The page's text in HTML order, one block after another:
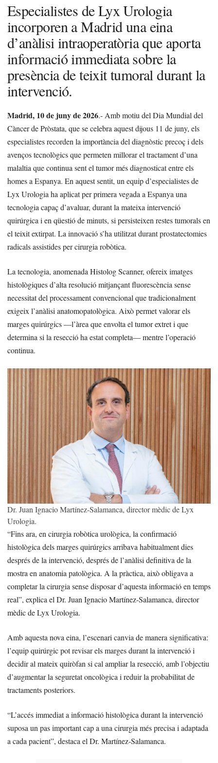
Especialistes de Lyx Urologia
incorporen a Madrid una eina
d’anàlisi intraoperatòria que aporta
informació immediata sobre la
presència de teixit tumoral durant la
intervenció.
Madrid, 10 de juny de 2026.- Amb motiu del Dia Mundial del
Càncer de Pròstata, que se celebra aquest dijous 11 de juny, els
especialistes recorden la importància del diagnòstic precoç i dels
avenços tecnològics que permeten millorar el tractament d’una
malaltia que continua sent el tumor més diagnosticat entre els
homes a Espanya. En aquest sentit, un equip d’especialistes de
Lyx Urologia ha aplicat per primera vegada a Espanya una
tecnologia capaç d’avaluar, durant la mateixa intervenció
quirúrgica i en qüestió de minuts, si persisteixen restes tumorals en
el teixit extirpat. La innovació s’ha utilitzat durant prostatectomies
radicals assistides per cirurgia robòtica.
La tecnologia, anomenada Histolog Scanner, ofereix imatges
histològiques d’alta resolució mitjançant fluorescència sense
necessitat del processament convencional que tradicionalment
exigeix l’anàlisi anatomopatològica. Això permet valorar els
marges quirúrgics —l’àrea que envolta el tumor extret i que
determina si la resecció ha estat completa— mentre l’operació
continua.
Dr. Juan Ignacio Martínez-Salamanca, director mèdic de Lyx
Urologia.
“Fins ara, en cirurgia robòtica urològica, la confirmació
histològica dels marges quirúrgics arribava habitualment dies
després de la intervenció, després de l’anàlisi definitiva de la
mostra en anatomia patològica. A la pràctica, això obligava a
completar la cirurgia sense disposar d’aquesta informació en temps
real”, explica el Dr. Juan Ignacio Martínez-Salamanca, director
mèdic de Lyx Urologia.
Amb aquesta nova eina, l’escenari canvia de manera significativa:
l’equip quirúrgic pot revisar els marges durant la intervenció i
decidir al mateix quiròfan si cal ampliar la resecció, amb l’objectiu
d’augmentar la seguretat oncològica i reduir la probabilitat de
tractaments posteriors.
“L’accés immediat a informació histològica durant la intervenció
suposa un pas important cap a una cirurgia més precisa i adaptada
a cada pacient”, destaca el Dr. Martínez-Salamanca.